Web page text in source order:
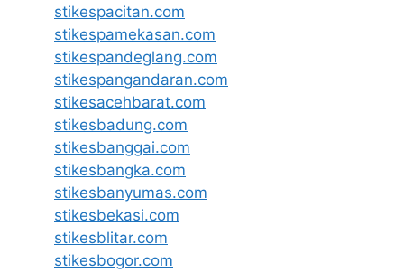
stikespacitan.com
stikespamekasan.com
stikespandeglang.com
stikespangandaran.com
stikesacehbarat.com
stikesbadung.com
stikesbanggai.com
stikesbangka.com
stikesbanyumas.com
stikesbekasi.com
stikesblitar.com
stikesbogor.com